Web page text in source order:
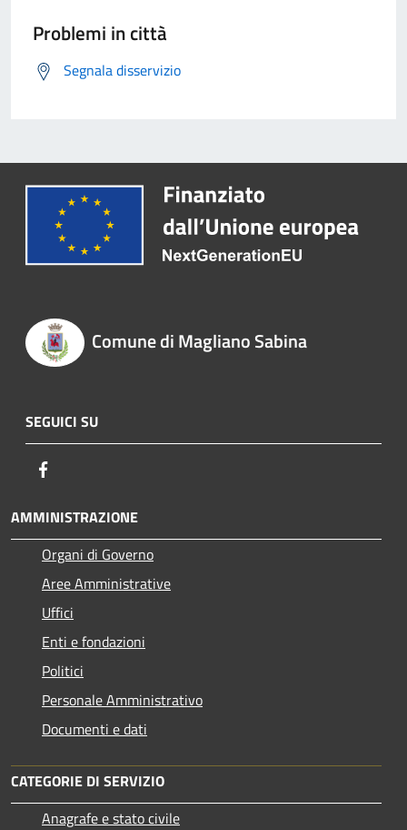
Problemi in città
Segnala disservizio
Comune di Magliano Sabina
SEGUICI SU
AMMINISTRAZIONE
Organi di Governo
Aree Amministrative
Uffici
Enti e fondazioni
Politici
Personale Amministrativo
Documenti e dati
CATEGORIE DI SERVIZIO
Anagrafe e stato civile